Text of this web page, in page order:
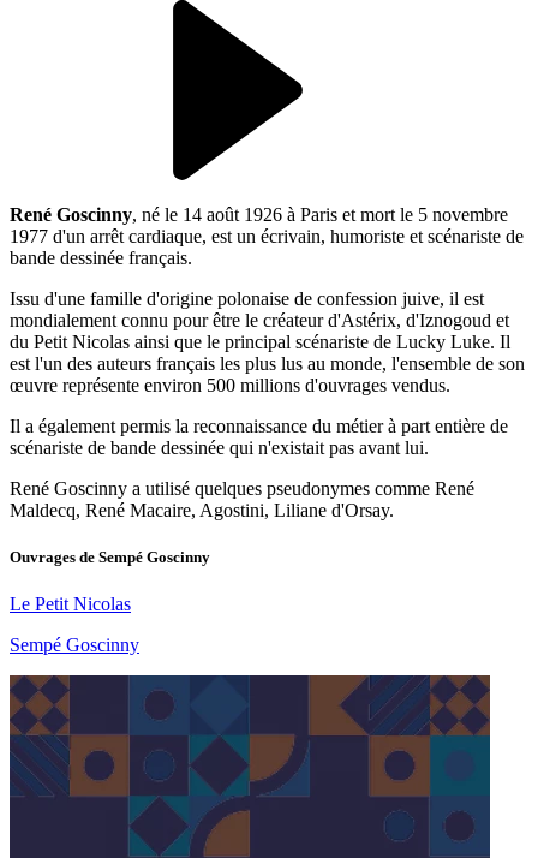
René Goscinny, né le 14 août 1926 à Paris et mort le 5 novembre
1977 d'un arrêt cardiaque, est un écrivain, humoriste et scénariste de
bande dessinée français.
Issu d'une famille d'origine polonaise de confession juive, il est
mondialement connu pour être le créateur d'Astérix, d'Iznogoud et
du Petit Nicolas ainsi que le principal scénariste de Lucky Luke. Il
est l'un des auteurs français les plus lus au monde, l'ensemble de son
œuvre représente environ 500 millions d'ouvrages vendus.
Il a également permis la reconnaissance du métier à part entière de
scénariste de bande dessinée qui n'existait pas avant lui.
René Goscinny a utilisé quelques pseudonymes comme René
Maldecq, René Macaire, Agostini, Liliane d'Orsay.
Ouvrages de Sempé Goscinny
Le Petit Nicolas
Sempé Goscinny